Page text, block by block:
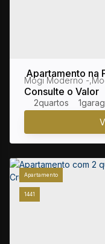
Apartamento na
Cruzes /
Consulte o Valor
Mogi Moderno ,
2 1
1441
Apartamento